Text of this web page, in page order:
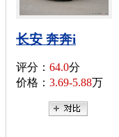
长安 奔奔i
评分： 64.0分
价格： 3.69-5.88万